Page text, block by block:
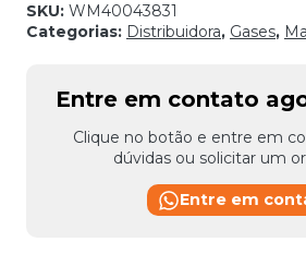
SKU: WM40043831
Categorias: Distribuidora, Gases,
Entre em contato
Clique no botão e entre em
dúvidas ou solicitar um
Entre em